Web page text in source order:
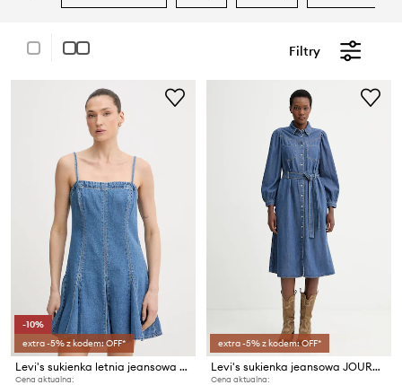
Filtry
-10%
extra -5% z kodem: OFF*
Levi's sukienka letnia jeansowa DENIM GODET
Cena aktualna:
extra -5% z kodem: OFF*
Levi's sukienka jeansowa JOURNEY LS MAXI
Cena aktualna: